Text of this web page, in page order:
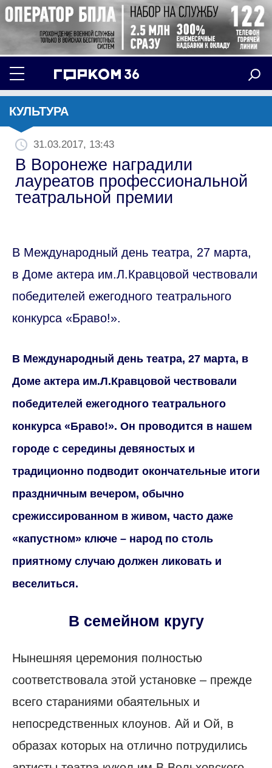
КУЛЬТУРА
31.03.2017, 13:43
В Воронеже наградили
лауреатов профессиональной
театральной премии
В Международный день театра, 27 марта,
в Доме актера им.Л.Кравцовой чествовали
победителей ежегодного театрального
конкурса «Браво!».
В Международный день театра, 27 марта, в
Доме актера им.Л.Кравцовой чествовали
победителей ежегодного театрального
конкурса «Браво!». Он проводится в нашем
городе с середины девяностых и
традиционно подводит окончательные итоги
праздничным вечером, обычно
срежиссированном в живом, часто даже
«капустном» ключе – народ по столь
приятному случаю должен ликовать и
веселиться.
В семейном кругу
Нынешняя церемония полностью
соответствовала этой установке – прежде
всего стараниями обаятельных и
непосредственных клоунов. Ай и Ой, в
образах которых на отлично потрудились